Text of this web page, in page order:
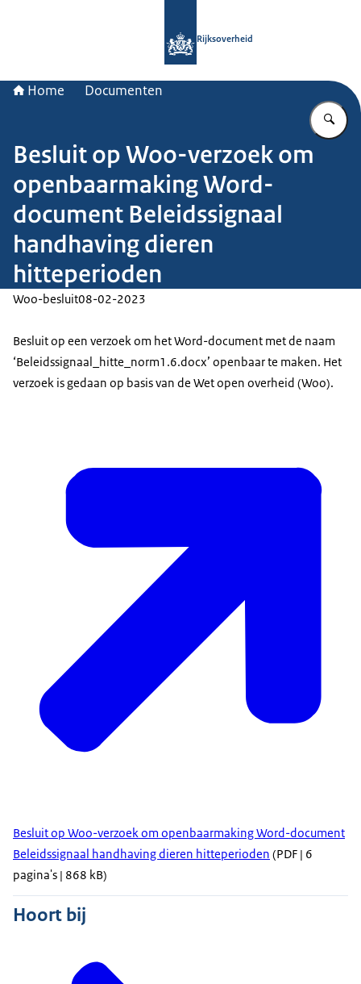
Rijksoverheid
Home Documenten
Besluit op Woo-verzoek om
openbaarmaking Word-
document Beleidssignaal
handhaving dieren
hitteperioden
Woo-besluit08-02-2023
Besluit op een verzoek om het Word-document met de naam
‘Beleidssignaal_hitte_norm1.6.docx’ openbaar te maken. Het
verzoek is gedaan op basis van de Wet open overheid (Woo).
Besluit op Woo-verzoek om openbaarmaking Word-document
Beleidssignaal handhaving dieren hitteperioden (PDF | 6
pagina's | 868 kB)
Hoort bij